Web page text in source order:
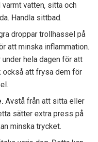
vatten, sitta och
Handla sittbad.
droppar trollhassel på
att minska inflammation.
hela dagen för att
också att frysa dem för
Avstå från att sitta eller
sätter extra press på
minska trycket.